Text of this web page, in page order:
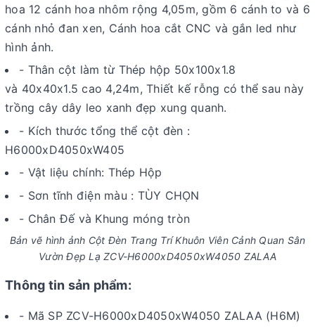
hoa 12 cánh hoa nhôm rộng 4,05m, gồm 6 cánh to và 6
cánh nhỏ đan xen, Cánh hoa cắt CNC và gắn led như
hình ảnh.
- Thân cột làm từ Thép hộp 50x100x1.8
và 40x40x1.5 cao 4,24m, Thiết kế rỗng có thể sau này
trồng cây dây leo xanh đẹp xung quanh.
- Kích thước tổng thể cột đèn :
H6000xD4050xW405
- Vật liệu chính: Thép Hộp
- Sơn tĩnh điện màu : TÙY CHỌN
- Chân Đế và Khung móng tròn
Bản vẽ hình ảnh Cột Đèn Trang Trí Khuôn Viên Cảnh Quan Sân
Vườn Đẹp Lạ ZCV-H6000xD4050xW4050 ZALAA
Thông tin sản phẩm:
- Mã SP ZCV-H6000xD4050xW4050 ZALAA (H6M)